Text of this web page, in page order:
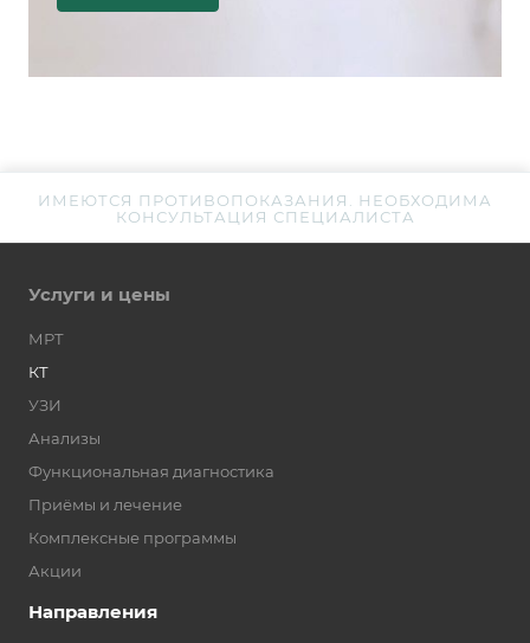
ИМЕЮТСЯ ПРОТИВОПОКАЗАНИЯ. НЕОБХОДИМА
КОНСУЛЬТАЦИЯ СПЕЦИАЛИСТА
Услуги и цены
МРТ
КТ
УЗИ
Анализы
Функциональная диагностика
Приёмы и лечение
Комплексные программы
Акции
Направления